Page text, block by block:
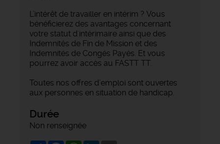
L’intérêt de travailler en intérim ? Vous
bénéficierez des avantages concernant
votre statut d'intérimaire ainsi que des
Indemnités de Fin de Mission et des
Indemnités de Congés Payés. Et vous
pourrez avoir accès au FASTT TT.
Toutes nos offres d’emploi sont ouvertes
aux personnes en situation de handicap.
Durée
Non renseignée